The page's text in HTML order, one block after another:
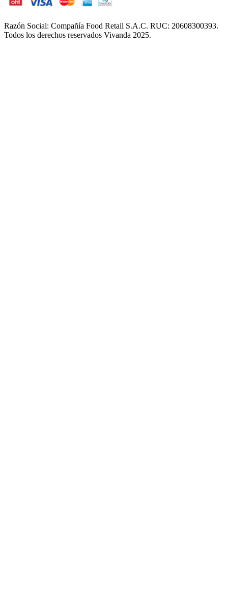
Razón Social: Compañía Food Retail S.A.C. RUC: 20608300393.
Todos los derechos reservados Vivanda 2025.